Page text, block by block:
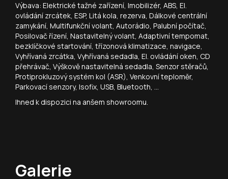
Výbava: Elektrické tažné zařízení, Imobilizér, ABS, El.
ovládání zrcátek, ESP, Litá kola, rezerva, Dálkové centrální
zamykání, Multifunkční volant, Autorádio, Palubní počítač,
Posilovač řízení, Nastavitelný volant, Adaptivní tempomat,
bezklíčkové startování, třízonová klimatizace, navigace,
Vyhřívaná zrcátka, Vyhřívaná sedadla, El. ovládání oken, CD
přehrávač, Výškově nastavitelná sedadla, Senzor stěračů,
Protiprokluzový systém kol (ASR), Venkovní teploměr,
Parkovací senzory, Isofix, USB, Bluetooth, ...
Ihned k dispozici na anšem showroomu.
Galerie